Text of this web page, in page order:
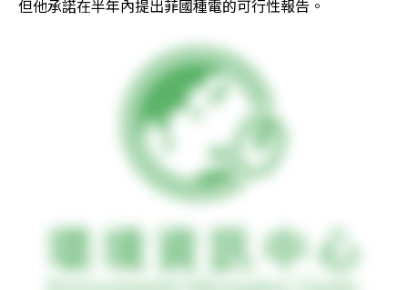
但他承諾在半年內提出菲國種電的可行性報告。